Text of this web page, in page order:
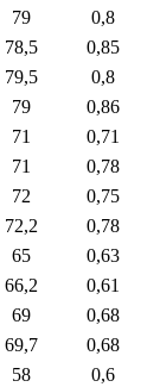
79
0,8
78,5
0,85
79,5
0,8
79
0,86
71
0,71
71
0,78
72
0,75
72,2
0,78
65
0,63
66,2
0,61
69
0,68
69,7
0,68
58
0,6